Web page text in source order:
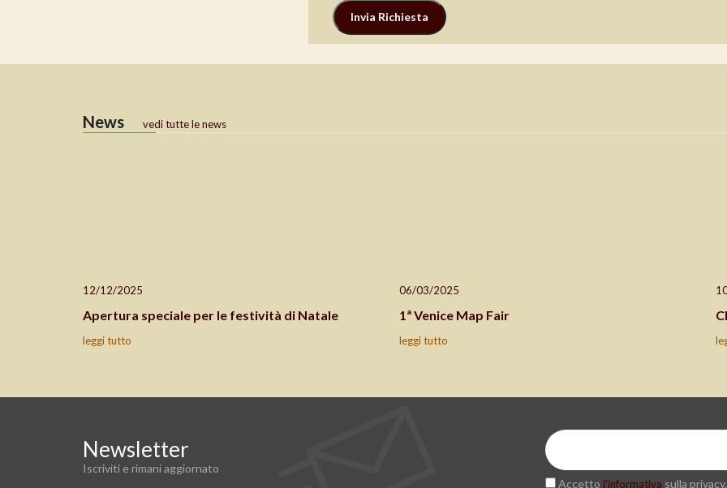
News vedi tutte le news
12/12/2025
Apertura speciale per le festività di Natale
leggi tutto
06/03/2025
1ª Venice Map Fair
leggi tutto
Newsletter
Iscriviti e rimani aggiornato
Accetto l’informativa sulla privacy.